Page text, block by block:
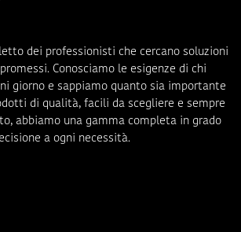
dei professionisti che cercano soluzioni
Conosciamo le esigenze di chi
giorno e sappiamo quanto sia importante
di qualità, facili da scegliere e sempre
abbiamo una gamma completa in grado
a ogni necessità.